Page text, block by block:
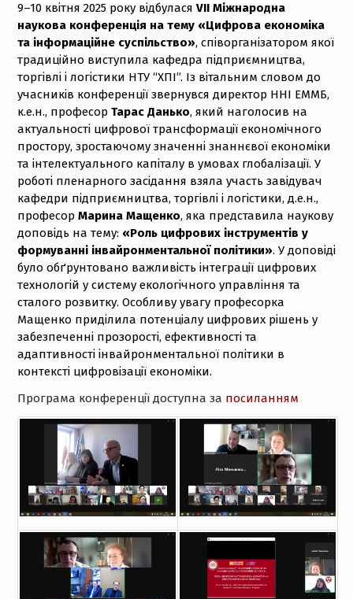
9–10 квітня 2025 року відбулася VIІ Міжнародна
наукова конференція на тему «Цифрова економіка
та інформаційне суспільство», співорганізатором якої
традиційно виступила кафедра підприємництва,
торгівлі і логістики НТУ “ХПІ”. Із вітальним словом до
учасників конференції звернувся директор ННІ ЕММБ,
к.е.н., професор Тарас Данько, який наголосив на
актуальності цифрової трансформації економічного
простору, зростаючому значенні знаннєвої економіки
та інтелектуального капіталу в умовах глобалізації. У
роботі пленарного засідання взяла участь завідувач
кафедри підприємництва, торгівлі і логістики, д.е.н.,
професор Марина Мащенко, яка представила наукову
доповідь на тему: «Роль цифрових інструментів у
формуванні інвайронментальної політики». У доповіді
було обґрунтовано важливість інтеграції цифрових
технологій у систему екологічного управління та
сталого розвитку. Особливу увагу професорка
Мащенко приділила потенціалу цифрових рішень у
забезпеченні прозорості, ефективності та
адаптивності інвайронментальної політики в
контексті цифровізації економіки.
Програма конференції доступна за посиланням